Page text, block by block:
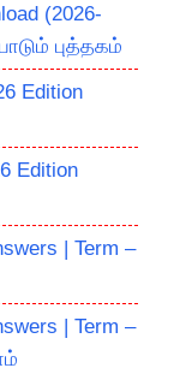
(2026-
புத்தகம்
Edition
Edition
| Term –
| Term –